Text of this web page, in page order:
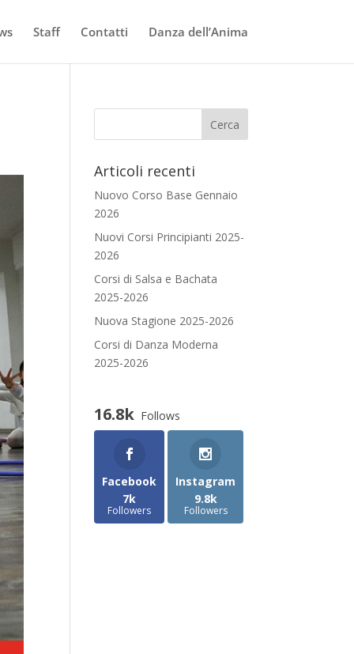
Staff Contatti Danza dell’Anima
Articoli recenti
Nuovo Corso Base Gennaio
2026
Nuovi Corsi Principianti 2025-
2026
Corsi di Salsa e Bachata
2025-2026
Nuova Stagione 2025-2026
Corsi di Danza Moderna
2025-2026
16.8k Follows
Facebook
7k
Followers
Instagram
9.8k
Followers